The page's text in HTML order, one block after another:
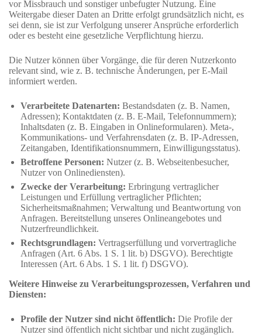
vor Missbrauch und sonstiger unbefugter Nutzung. Eine
Weitergabe dieser Daten an Dritte erfolgt grundsätzlich nicht, es
sei denn, sie ist zur Verfolgung unserer Ansprüche erforderlich
oder es besteht eine gesetzliche Verpflichtung hierzu.
Die Nutzer können über Vorgänge, die für deren Nutzerkonto
relevant sind, wie z. B. technische Änderungen, per E-Mail
informiert werden.
Verarbeitete Datenarten: Bestandsdaten (z. B. Namen,
Adressen); Kontaktdaten (z. B. E-Mail, Telefonnummern);
Inhaltsdaten (z. B. Eingaben in Onlineformularen). Meta-,
Kommunikations- und Verfahrensdaten (z. B. IP-Adressen,
Zeitangaben, Identifikationsnummern, Einwilligungsstatus).
Betroffene Personen: Nutzer (z. B. Webseitenbesucher,
Nutzer von Onlinediensten).
Zwecke der Verarbeitung: Erbringung vertraglicher
Leistungen und Erfüllung vertraglicher Pflichten;
Sicherheitsmaßnahmen; Verwaltung und Beantwortung von
Anfragen. Bereitstellung unseres Onlineangebotes und
Nutzerfreundlichkeit.
Rechtsgrundlagen: Vertragserfüllung und vorvertragliche
Anfragen (Art. 6 Abs. 1 S. 1 lit. b) DSGVO). Berechtigte
Interessen (Art. 6 Abs. 1 S. 1 lit. f) DSGVO).
Weitere Hinweise zu Verarbeitungsprozessen, Verfahren und
Diensten:
Profile der Nutzer sind nicht öffentlich: Die Profile der
Nutzer sind öffentlich nicht sichtbar und nicht zugänglich.